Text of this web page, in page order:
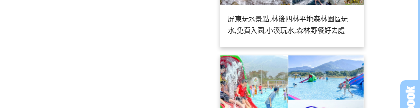
屏東玩水景點,林後四林平地森林園區玩
水,免費入園,小溪玩水,森林野餐好去處